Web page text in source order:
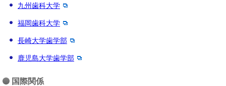
九州歯科大学
福岡歯科大学
長崎大学歯学部
鹿児島大学歯学部
国際関係